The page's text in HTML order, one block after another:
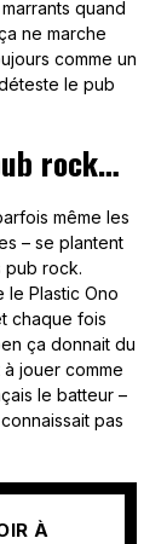
quand
ne marche
comme un
le pub
rock…
même les
– se plantent
pub rock.
le Plastic Ono
chaque fois
ça donnait du
jouer comme
le batteur –
pas
À